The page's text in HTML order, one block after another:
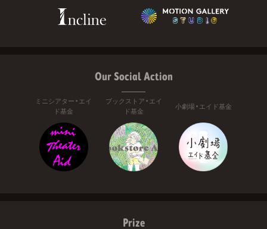
Our Social Action
ミニシアター・エイ
ド基金
ブックストア・エイ
ド基金
小劇場・エイド基金
Prize